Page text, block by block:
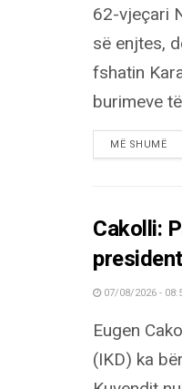
62-vjeçari
së enjtes,
fshatin
burimeve
MË SHUMË
Cakolli:
07/08/2026 -
Eugen
(IKD) ka